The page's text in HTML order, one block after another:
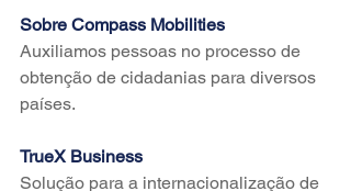
Sobre Compass Mobilities
Auxiliamos pessoas no processo de
obtenção de cidadanias para diversos
países.
TrueX Business
Solução para a internacionalização de